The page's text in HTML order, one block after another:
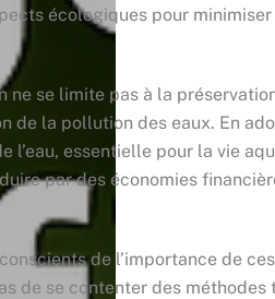
écologiques pour
ne se limite pas à la
la pollution des eaux. En
essentielle pour la vie
par des économies
de l’importance de
de se contenter des